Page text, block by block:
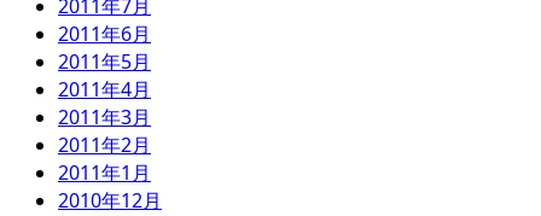
2011年7月
2011年6月
2011年5月
2011年4月
2011年3月
2011年2月
2011年1月
2010年12月